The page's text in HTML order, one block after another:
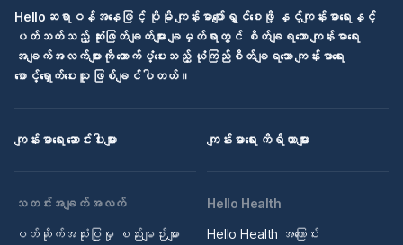
Helloဆရာဝန်အနေဖြင့် ပိုမို ကျန်းမာပျော်ရွှင်စေဖို့ နှင့်ကျန်းမာရေးနှင့်
ပတ်သက်သည့် ဆုံးဖြတ်ချက်များ ချမှတ်ရာတွင် စိတ်ချရသော ကျန်းမာရေး
အချက်အလက်များကို ထောက်ပံ့ပေးသည့် ယုံကြည်စိတ်ချရသော ကျန်းမာရေး
စောင့်ရှောက်ပေးသူ ဖြစ်ချင်ပါတယ်။
ကျန်းမာရေး ဆောင်းပါးများ ကျန်းမာရေး ကိရိယာများ
သတင်းအချက်အလက်
ဝဘ်ဆိုက်အသုံးပြုမှု စည်းမျဉ်းများ
Hello Health
Hello Health အကြောင်း